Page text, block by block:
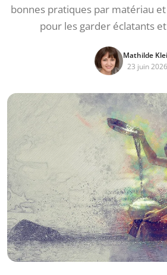
bonnes pratiques par matériau
pour les garder éclatants
Mathilde
23 juin 2026